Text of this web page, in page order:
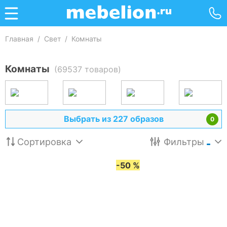
Главная / Свет / Комнаты
Комнаты (69537 товаров)
0
Выбрать из 227 образов
Сортировка Фильтры
-50 %